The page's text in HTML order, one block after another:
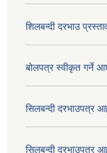
शिलबन्दी दरभाउ
बोलपत्र स्वीकृत गर्ने
सिलबन्दी दरभाउपत्र
सिलबन्दी दरभाउपत्र